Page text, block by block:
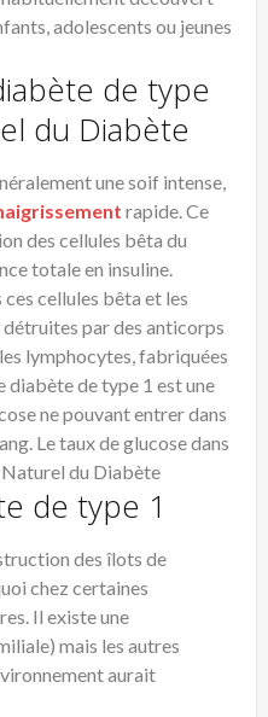
adolescents ou jeunes
de type
du Diabète
une soif intense,
rapide. Ce
des cellules bêta du
totale en insuline.
ces cellules bêta et les
par des anticorps
lymphocytes, fabriquées
diabète de type 1 est une
ne pouvant entrer dans
Le taux de glucose dans
Naturel du Diabète
de type 1
des îlots de
chez certaines
Il existe une
mais les autres
aurait